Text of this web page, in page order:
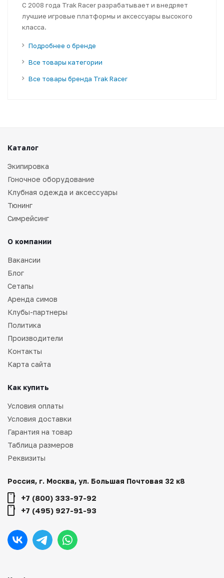
С 2008 года Trak Racer разрабатывает и внедряет
лучшие игровые платформы и аксессуары высокого
класса.
Подробнее о бренде
Все товары категории
Все товары бренда Trak Racer
Каталог
Экипировка
Гоночное оборудование
Клубная одежда и аксессуары
Тюнинг
Симрейсинг
О компании
Вакансии
Блог
Сетапы
Аренда симов
Клубы-партнеры
Политика
Производители
Контакты
Карта сайта
Как купить
Условия оплаты
Условия доставки
Гарантия на товар
Таблица размеров
Реквизиты
Россия, г. Москва, ул. Большая Почтовая 32 к8
+7 (800) 333-97-92
+7 (495) 927-91-93